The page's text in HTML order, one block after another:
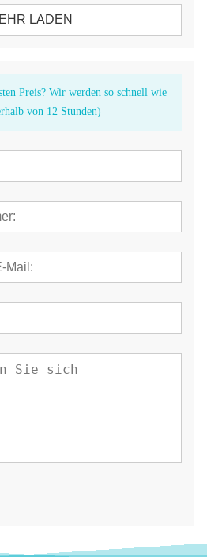
LADEN
Preis? Wir werden so schnell wie
von 12 Stunden)